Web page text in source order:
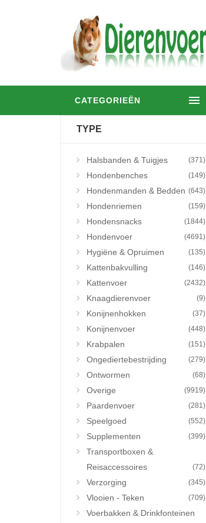
CATEGORIEËN
TYPE
Halsbanden & Tuigjes (371)
Hondenbenches (149)
Hondenmanden & Bedden (643)
Hondenriemen (159)
Hondensnacks (1844)
Hondenvoer (4691)
Hygiëne & Opruimen (135)
Kattenbakvulling (146)
Kattenvoer (2432)
Knaagdierenvoer (9)
Konijnenhokken (37)
Konijnenvoer (448)
Krabpalen (151)
Ongediertebestrijding (279)
Ontwormen (68)
Overige (9919)
Paardenvoer (281)
Speelgoed (552)
Supplementen (399)
Transportboxen &
Reisaccessoires
(72)
Verzorging (345)
Vlooien - Teken (709)
Voerbakken & Drinkfonteinen